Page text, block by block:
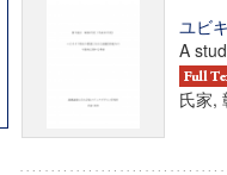
ユビ
A
氏家,